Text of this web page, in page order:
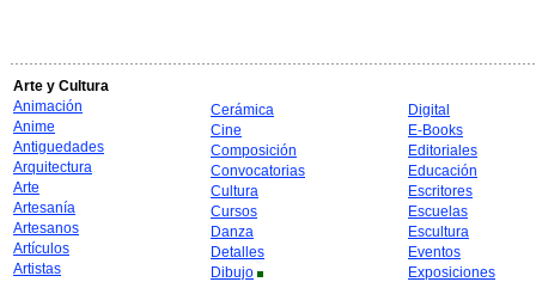
Arte y Cultura
Animación
Anime
Antiguedades
Arquitectura
Arte
Artesanía
Artesanos
Artículos
Artistas
Cerámica
Cine
Composición
Convocatorias
Cultura
Cursos
Danza
Detalles
Dibujo
Digital
E-Books
Editoriales
Educación
Escritores
Escuelas
Escultura
Eventos
Exposiciones